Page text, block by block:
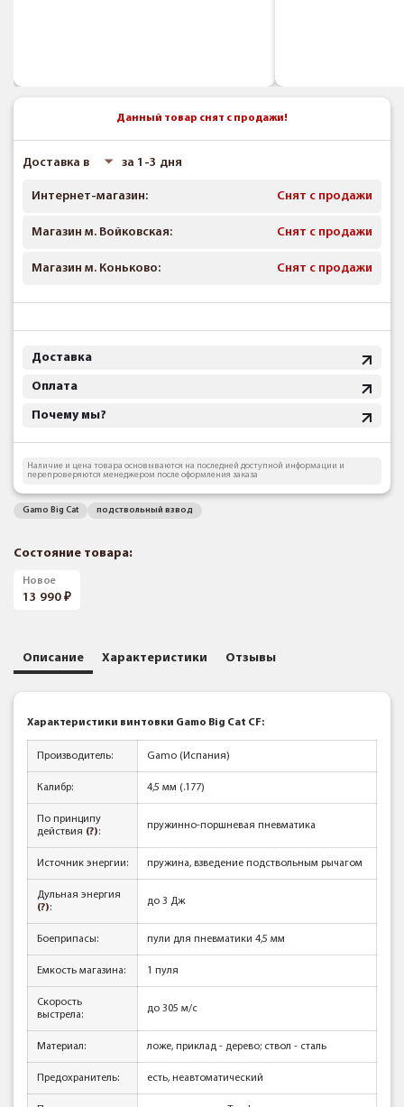
Данный товар снят с продажи!
Доставка в за 1-3 дня
Интернет-магазин: Снят с продажи
Магазин м. Войковская: Снят с продажи
Магазин м. Коньково: Снят с продажи
Доставка
Оплата
Почему мы?
Наличие и цена товара основываются на последней доступной информации и
перепроверяются менеджером после оформления заказа
Gamo Big Cat подствольный взвод
Состояние товара:
Новое
13 990
Описание Характеристики Отзывы
Характеристики винтовки Gamo Big Cat CF:
Производитель: Gamo (Испания)
Калибр: 4,5 мм (.177)
По принципу
действия (?):
пружинно-поршневая пневматика
Источник энергии: пружина, взведение подствольным рычагом
Дульная энергия
(?):
до 3 Дж
Боеприпасы: пули для пневматики 4,5 мм
Емкость магазина: 1 пуля
Скорость
выстрела:
до 305 м/с
Материал: ложе, приклад - дерево; ствол - сталь
Предохранитель: есть, неавтоматический